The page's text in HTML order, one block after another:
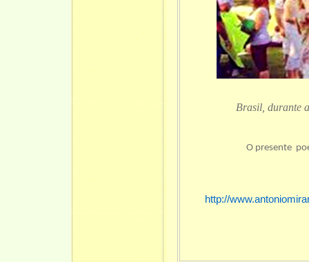
Brasil, durante
O presente
http://